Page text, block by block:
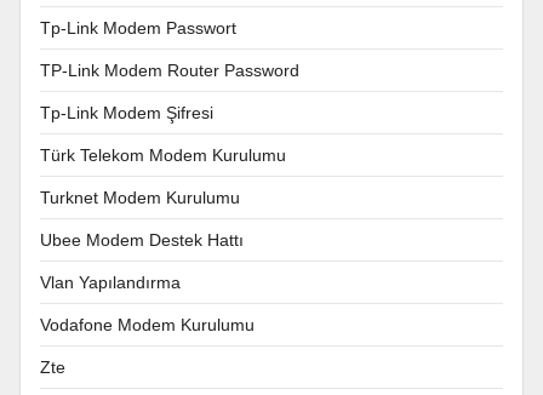
Tp-Link Modem Passwort
TP-Link Modem Router Password
Tp-Link Modem Şifresi
Türk Telekom Modem Kurulumu
Turknet Modem Kurulumu
Ubee Modem Destek Hattı
Vlan Yapılandırma
Vodafone Modem Kurulumu
Zte